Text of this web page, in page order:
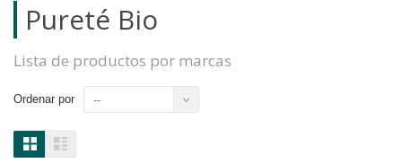
Pureté Bio
Lista de productos por marcas
Ordenar por --